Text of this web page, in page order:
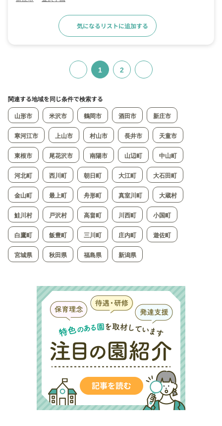
気になるリストに追加する
1 2
関連する地域を同じ条件で検索する
山形市
米沢市 鶴岡市 酒田市 新庄市
寒河江市 上山市 村山市 長井市 天童市
東根市 尾花沢市 南陽市 山辺町 中山町
河北町 西川町 朝日町 大江町 大石田町
金山町 最上町 舟形町 真室川町 大蔵村
鮭川村 戸沢村 高畠町 川西町 小国町
白鷹町 飯豊町 三川町 庄内町 遊佐町
宮城県 秋田県 福島県 新潟県